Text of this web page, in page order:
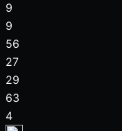
9
9
56
27
29
63
4